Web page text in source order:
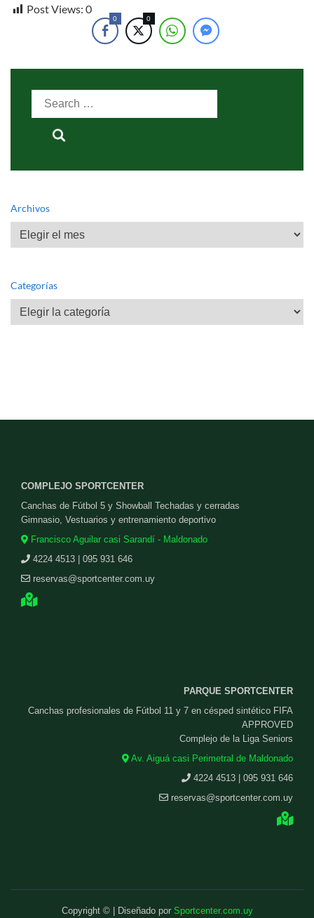
Post Views: 0
0 0
Search
for:
Archivos
Archivos
Categorías
Categorías
COMPLEJO SPORTCENTER
Canchas de Fútbol 5 y Showball Techadas y cerradas
Gimnasio, Vestuarios y entrenamiento deportivo
Francisco Aguilar casi Sarandí - Maldonado
4224 4513 | 095 931 646
reservas@sportcenter.com.uy
PARQUE SPORTCENTER
Canchas profesionales de Fútbol 11 y 7 en césped sintético FIFA
APPROVED
Complejo de la Liga Seniors
Av. Aiguá casi Perimetral de Maldonado
4224 4513 | 095 931 646
reservas@sportcenter.com.uy
Copyright © | Diseñado por Sportcenter.com.uy